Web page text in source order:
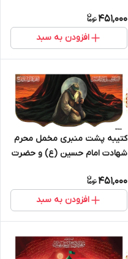
451,000
افزودن به سبد
کتیبه پشت منبری مخمل محرم
شهادت امام حسین (ع) و حضرت
451,000
افزودن به سبد